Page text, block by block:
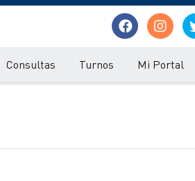
Consultas Turnos Mi Portal